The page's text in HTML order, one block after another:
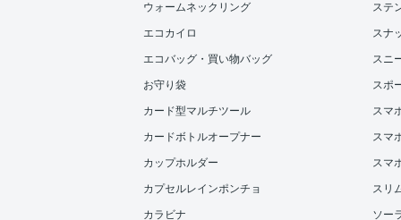
ウォームネックリング
エコカイロ
エコバッグ・買い物バッグ
お守り袋
カード型マルチツール
カードボトルオープナー
カップホルダー
カプセルレインポンチョ
カラビナ
ステ
スナ
スニ
スポ
スマ
スマ
スマ
スリ
ソー